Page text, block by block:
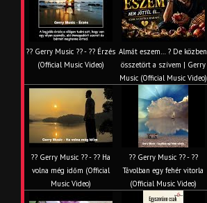
?? Gerry Music ?? - ?? Érzés
(Official Music Video)
Almát eszem… ? De közben
összetört a szívem | Gerry
Music (Official Music Video)
?? Gerry Music ?? - ?? Ha
volna még időm (Official
Music Video)
?? Gerry Music ?? - ??
Távolban egy fehér vitorla
(Official Music Video)